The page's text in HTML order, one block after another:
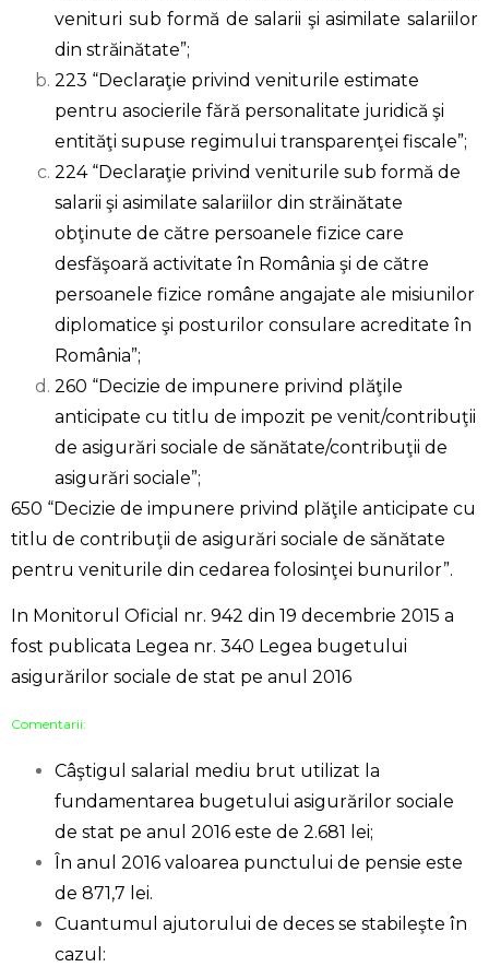
venituri sub formă de salarii şi asimilate salariilor
din străinătate”;
223 “Declaraţie privind veniturile estimate
pentru asocierile fără personalitate juridică şi
entităţi supuse regimului transparenţei fiscale”;
224 “Declaraţie privind veniturile sub formă de
salarii şi asimilate salariilor din străinătate
obţinute de către persoanele fizice care
desfăşoară activitate în România şi de către
persoanele fizice române angajate ale misiunilor
diplomatice şi posturilor consulare acreditate în
România”;
260 “Decizie de impunere privind plăţile
anticipate cu titlu de impozit pe venit/contribuţii
de asigurări sociale de sănătate/contribuţii de
asigurări sociale”;
650 “Decizie de impunere privind plăţile anticipate cu
titlu de contribuţii de asigurări sociale de sănătate
pentru veniturile din cedarea folosinţei bunurilor”.
In Monitorul Oficial nr. 942 din 19 decembrie 2015 a
fost publicata Legea nr. 340 Legea bugetului
asigurărilor sociale de stat pe anul 2016
Comentarii:
Câştigul salarial mediu brut utilizat la
fundamentarea bugetului asigurărilor sociale
de stat pe anul 2016 este de 2.681 lei;
În anul 2016 valoarea punctului de pensie este
de 871,7 lei.
Cuantumul ajutorului de deces se stabileşte în
cazul: